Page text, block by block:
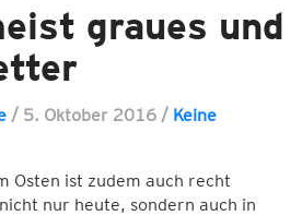
graues und
/ 5. Oktober 2016 / Keine
Osten ist zudem auch recht
nur heute, sondern auch in